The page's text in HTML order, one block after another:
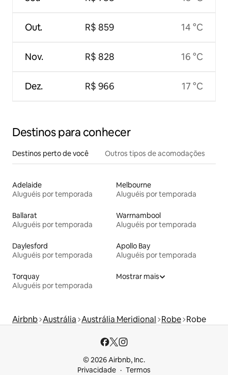
Out.
Nov.
Dez.
R$ 859
R$ 828
R$ 966
14 °C
16 °C
17 °C
Destinos para conhecer
Destinos perto de você Outros tipos de acomodações
Adelaide
Aluguéis por temporada
Melbourne
Aluguéis por temporada
Ballarat
Aluguéis por temporada
Warrnambool
Aluguéis por temporada
Daylesford
Aluguéis por temporada
Apollo Bay
Aluguéis por temporada
Torquay
Aluguéis por temporada
Mostrar mais
Airbnb Austrália Austrália Meridional Robe Robe
© 2026 Airbnb, Inc.
Privacidade
Termos